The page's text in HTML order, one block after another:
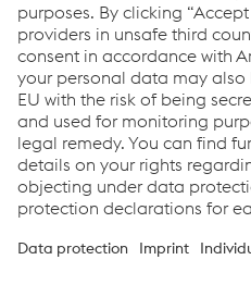
Links
Download Center
Links
Assistenza e supporto
Carriera
Termini e condizioni
Code of Conduct